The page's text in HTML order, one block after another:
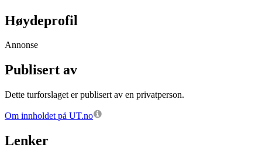
Høydeprofil
Annonse
Publisert av
Dette turforslaget er publisert av en privatperson.
Om innholdet på UT.no
Lenker